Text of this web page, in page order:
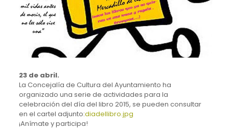
23 de abril.
La Concejalía de Cultura del Ayuntamiento ha
organizado una serie de actividades para la
celebración del día del libro 2015, se pueden consultar
en el cartel adjunto:diadellibro.jpg
¡Anímate y participa!